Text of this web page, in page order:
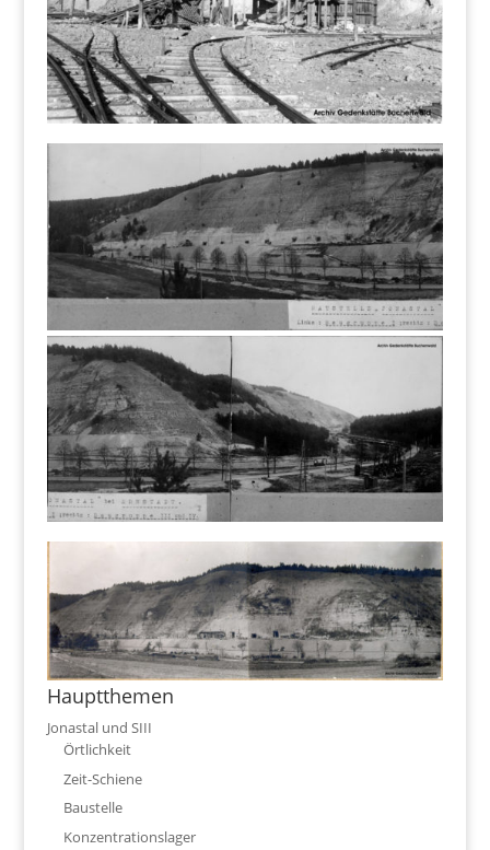
Hauptthemen
Jonastal und SIII
Örtlichkeit
Zeit-Schiene
Baustelle
Konzentrationslager